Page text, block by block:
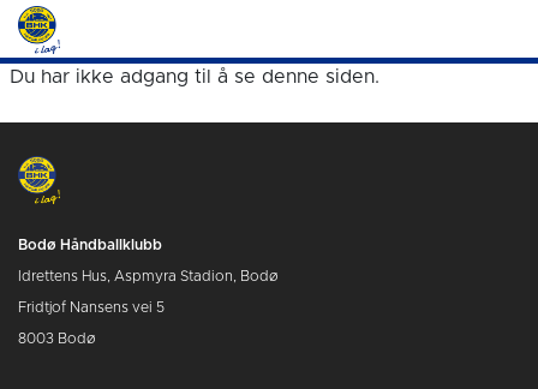
Du har ikke adgang til å se denne siden.
Bodø Håndballklubb
Idrettens Hus, Aspmyra Stadion, Bodø
Fridtjof Nansens vei 5
8003 Bodø